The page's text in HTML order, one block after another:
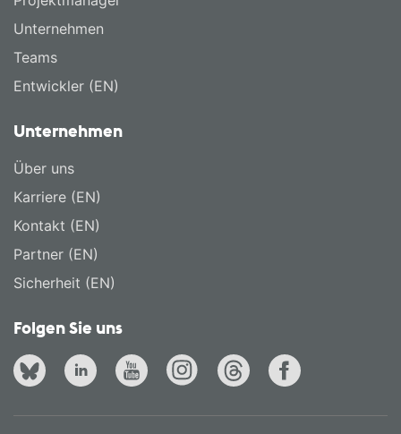
Unternehmen
Teams
Entwickler (EN)
Unternehmen
Über uns
Karriere (EN)
Kontakt (EN)
Partner (EN)
Sicherheit (EN)
Folgen Sie uns